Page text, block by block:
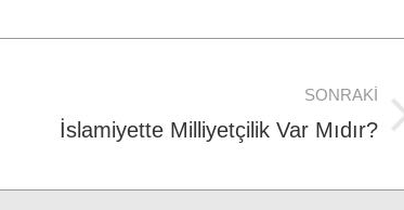
SONRAKI
İslamiyette Milliyetçilik Var Mıdır?